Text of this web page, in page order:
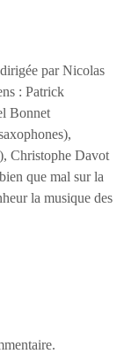
par Nicolas
: Patrick
Bonnet
Christophe Davot
que mal sur la
la musique des